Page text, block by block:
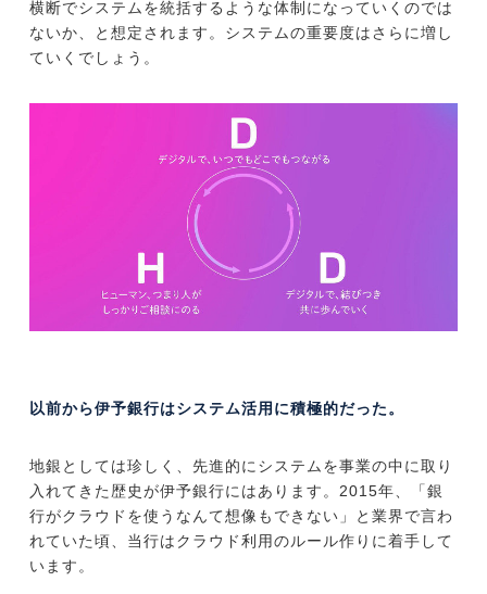
横断でシステムを統括するような体制になっていくのでは
ないか、と想定されます。システムの重要度はさらに増し
ていくでしょう。
以前から伊予銀行はシステム活用に積極的だった。
地銀としては珍しく、先進的にシステムを事業の中に取り
入れてきた歴史が伊予銀行にはあります。2015年、「銀
行がクラウドを使うなんて想像もできない」と業界で言わ
れていた頃、当行はクラウド利用のルール作りに着手して
います。